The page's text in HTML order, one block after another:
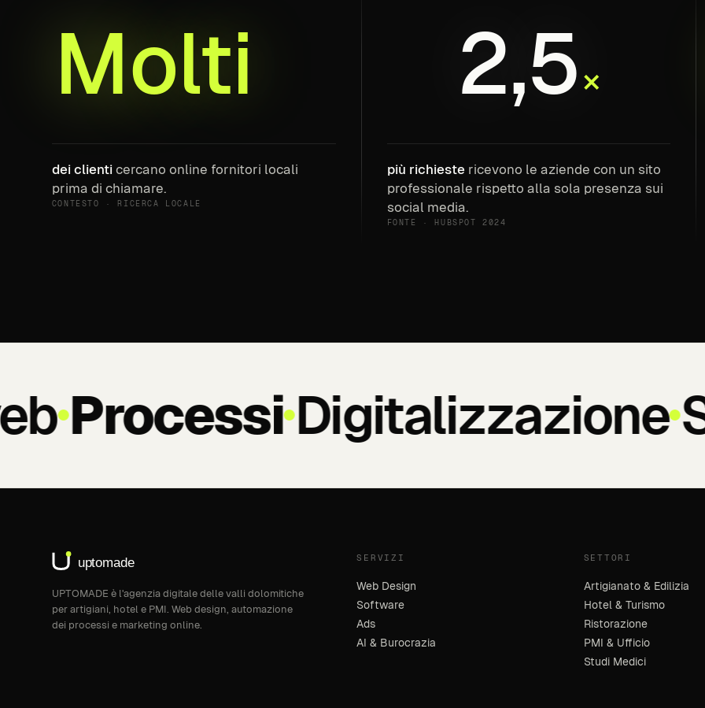
Molti
dei clienticercano online fornitori locali
prima di chiamare.
CONTESTO · RICERCA LOCALE
2,5×
più richiestericevono le aziende con un sito
professionale rispetto alla sola presenza sui
social media.
FONTE · HUBSPOT 2024
ProcessiDigitalizzazione
UPTOMADE è l'agenzia digitale delle valli dolomitiche
per artigiani, hotel e PMI. Web design, automazione
dei processi e marketing online.
SERVIZI
Web Design
Software
Ads
AI & Burocrazia
SETTORI
Artigianato & Edilizia
Hotel & Turismo
Ristorazione
PMI & Ufficio
Studi Medici